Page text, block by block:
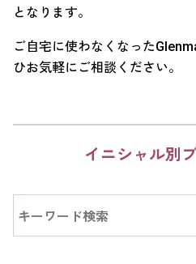
となります。
ご自宅に使わなくなった
ひお気軽にご相談ください。
イニシャル別